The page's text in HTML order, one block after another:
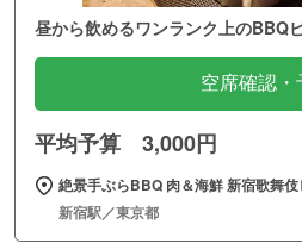
昼から飲めるワンランク上のBBQ
空席確認・
平均予算 3,000円
絶景手ぶらBBQ 肉＆海鮮 新宿歌舞
新宿駅／東京都